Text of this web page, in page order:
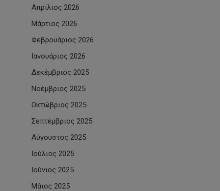
Απρίλιος 2026
Μάρτιος 2026
Φεβρουάριος 2026
Ιανουάριος 2026
Δεκέμβριος 2025
Νοέμβριος 2025
Οκτώβριος 2025
Σεπτέμβριος 2025
Αύγουστος 2025
Ιούλιος 2025
Ιούνιος 2025
Μάιος 2025